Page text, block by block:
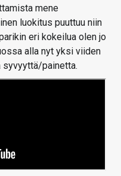
mene
luokitus puuttuu niin
eri kokeilua olen jo
alla nyt yksi viiden
syvyyttä/painetta.